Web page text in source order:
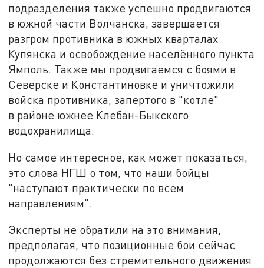
подразделения также успешно продвигаются
в южной части Волчанска, завершается
разгром противника в южных кварталах
Купянска и освобождение населённого пункта
Ямполь. Также мы продвигаемся с боями в
Северске и Константиновке и уничтожили
войска противника, запертого в "котле"
в районе южнее Клебан-Быкского
водохранилища.
Но самое интересное, как может показаться,
это слова НГШ о том, что наши бойцы
"наступают практически по всем
направлениям".
Эксперты не обратили на это внимания,
предполагая, что позиционные бои сейчас
продолжаются без стремительного движения